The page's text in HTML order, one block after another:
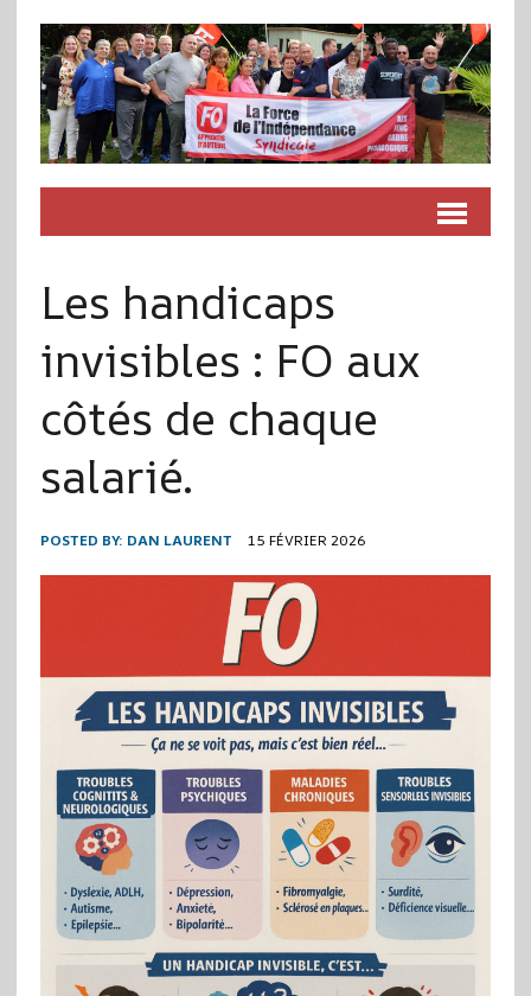
Les handicaps
invisibles : FO aux
côtés de chaque
salarié.
POSTED BY: DAN LAURENT 15 FÉVRIER 2026